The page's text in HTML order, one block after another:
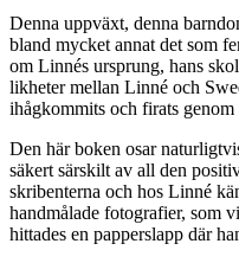
Denna uppväxt, denna
bland mycket annat det som
om Linnés ursprung, hans
likheter mellan Linné och
ihågkommits och firats
Den här boken osar
säkert särskilt av all den
skribenterna och hos Linné
handmålade fotografier, som
hittades en papperslapp där